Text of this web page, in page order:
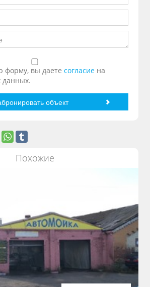
форму, вы даетесогласие на
данных.
Похожие